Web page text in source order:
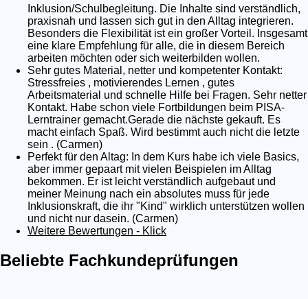
Inklusion/Schulbegleitung. Die Inhalte sind verständlich,
praxisnah und lassen sich gut in den Alltag integrieren.
Besonders die Flexibilität ist ein großer Vorteil. Insgesamt
eine klare Empfehlung für alle, die in diesem Bereich
arbeiten möchten oder sich weiterbilden wollen.
Sehr gutes Material, netter und kompetenter Kontakt:
Stressfreies , motivierendes Lernen , gutes
Arbeitsmaterial und schnelle Hilfe bei Fragen. Sehr netter
Kontakt. Habe schon viele Fortbildungen beim PISA-
Lerntrainer gemacht.Gerade die nächste gekauft. Es
macht einfach Spaß. Wird bestimmt auch nicht die letzte
sein . (Carmen)
Perfekt für den Altag: In dem Kurs habe ich viele Basics,
aber immer gepaart mit vielen Beispielen im Alltag
bekommen. Er ist leicht verständlich aufgebaut und
meiner Meinung nach ein absolutes muss für jede
Inklusionskraft, die ihr "Kind" wirklich unterstützen wollen
und nicht nur dasein. (Carmen)
Weitere Bewertungen - Klick
Beliebte Fachkundeprüfungen